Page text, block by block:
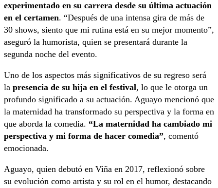
experimentado en su carrera desde su última actuación
en el certamen. “Después de una intensa gira de más de
30 shows, siento que mi rutina está en su mejor momento”,
aseguró la humorista, quien se presentará durante la
segunda noche del evento.
Uno de los aspectos más significativos de su regreso será
la presencia de su hija en el festival, lo que le otorga un
profundo significado a su actuación. Aguayo mencionó que
la maternidad ha transformado su perspectiva y la forma en
que aborda la comedia. “La maternidad ha cambiado mi
perspectiva y mi forma de hacer comedia”, comentó
emocionada.
Aguayo, quien debutó en Viña en 2017, reflexionó sobre
su evolución como artista y su rol en el humor, destacando